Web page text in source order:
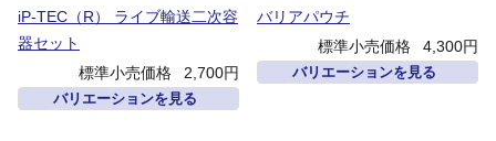
iP-TEC（R） ライブ輸送二次容
器セット
標準小売価格
2,700円
バリエーションを見る
バリアパウチ
標準小売価格
4,300円
バリエーションを見る